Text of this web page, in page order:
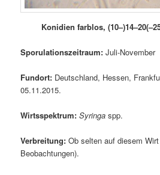
Konidien farblos,
Sporulationszeitraum: Juli-November
Fundort: Deutschland, Hessen,
05.11.2015.
Wirtsspektrum: Syringaspp.
Verbreitung: Ob selten auf diesem
Beobachtungen).